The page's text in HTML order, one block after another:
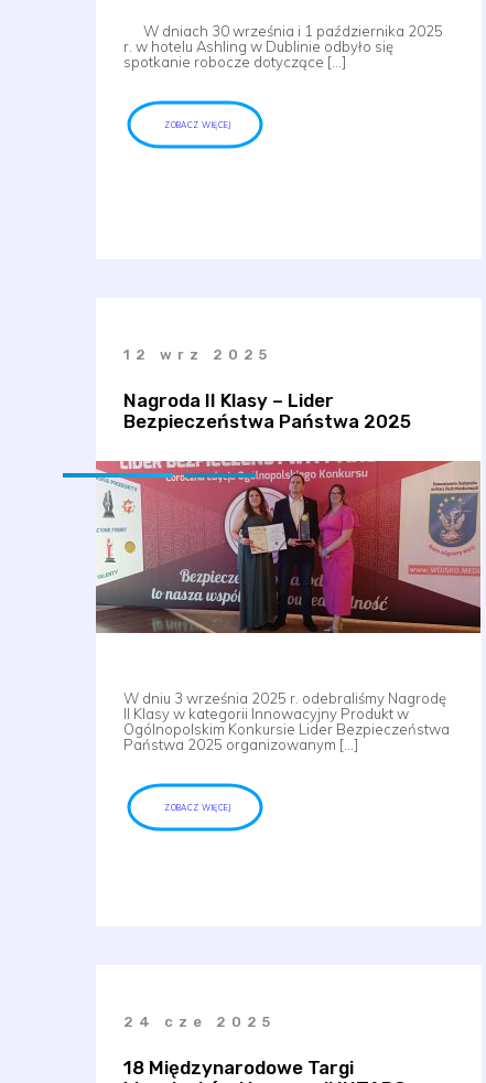
W dniach 30 września i 1 października 2025
r. w hotelu Ashling w Dublinie odbyło się
spotkanie robocze dotyczące […]
ZOBACZ WIĘCEJ
12 wrz 2025
Nagroda II Klasy – Lider
Bezpieczeństwa Państwa 2025
W dniu 3 września 2025 r. odebraliśmy Nagrodę
II Klasy w kategorii Innowacyjny Produkt w
Ogólnopolskim Konkursie Lider Bezpieczeństwa
Państwa 2025 organizowanym […]
ZOBACZ WIĘCEJ
24 cze 2025
18 Międzynarodowe Targi